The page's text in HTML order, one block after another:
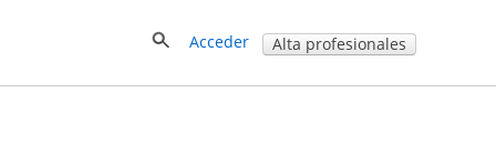
Acceder Alta profesionales